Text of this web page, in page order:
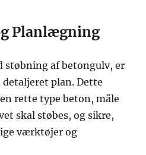
Planlægning
støbning af betongulv, er
plan. Dette
rette type beton, måle
skal støbes, og sikre,
værktøjer og